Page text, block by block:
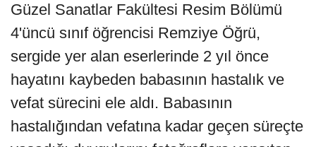
Güzel Sanatlar Fakültesi Resim Bölümü
4'üncü sınıf öğrencisi Remziye Öğrü,
sergide yer alan eserlerinde 2 yıl önce
hayatını kaybeden babasının hastalık ve
vefat sürecini ele aldı. Babasının
hastalığından vefatına kadar geçen süreçte